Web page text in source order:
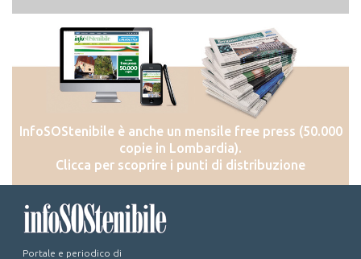
InfoSOStenibile è anche un mensile free press (50.000
copie in Lombardia).
Clicca per scoprire i punti di distribuzione
Portale e periodico di